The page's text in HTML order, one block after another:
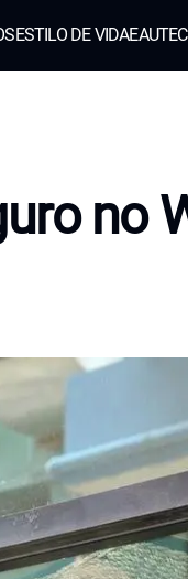
ESTILO DE VIDAEAU
no